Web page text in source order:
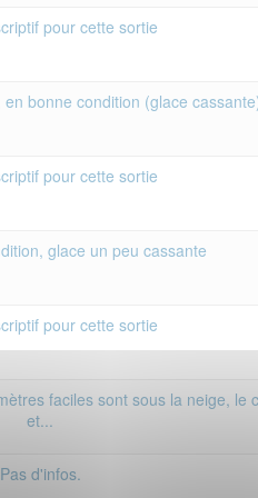
pour cette sortie
bonne condition (glace
pour cette sortie
glace un peu cassante
pour cette sortie
faciles sont sous la neige, le
et...
Pas d'infos.